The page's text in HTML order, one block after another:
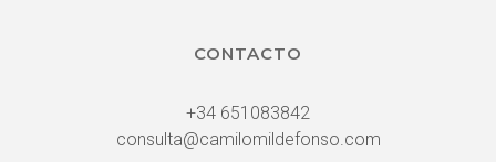
CONTACTO
+34 651083842
consulta@camilomildefonso.com